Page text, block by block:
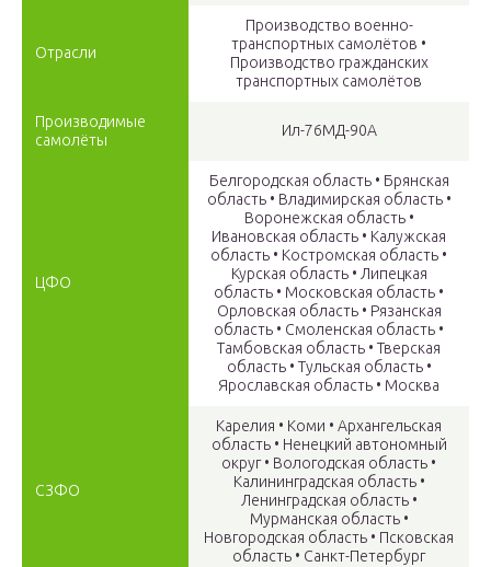
Отрасли
Производство военно-
транспортных самолётов •
Производство гражданских
транспортных самолётов
Производимые
самолёты
Ил-76МД-90А
ЦФО
Белгородская область • Брянская
область • Владимирская область •
Воронежская область •
Ивановская область • Калужская
область • Костромская область •
Курская область • Липецкая
область • Московская область •
Орловская область • Рязанская
область • Смоленская область •
Тамбовская область • Тверская
область • Тульская область •
Ярославская область • Москва
СЗФО
Карелия • Коми • Архангельская
область • Ненецкий автономный
округ • Вологодская область •
Калининградская область •
Ленинградская область •
Мурманская область •
Новгородская область • Псковская
область • Санкт-Петербург